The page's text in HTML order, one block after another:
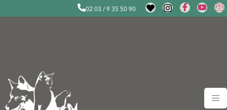
02 03 / 9 35 50 90